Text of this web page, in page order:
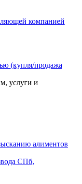
компанией
(купля/продажа
услуги и
алиментов
СПб,